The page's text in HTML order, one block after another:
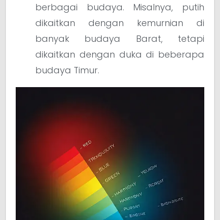
berbagai budaya. Misalnya, putih
dikaitkan dengan kemurnian di
banyak budaya Barat, tetapi
dikaitkan dengan duka di beberapa
budaya Timur.